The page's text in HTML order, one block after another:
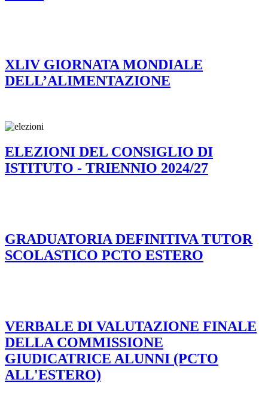
XLIV GIORNATA MONDIALE
DELL’ALIMENTAZIONE
ELEZIONI DEL CONSIGLIO DI
ISTITUTO - TRIENNIO 2024/27
GRADUATORIA DEFINITIVA TUTOR
SCOLASTICO PCTO ESTERO
VERBALE DI VALUTAZIONE FINALE
DELLA COMMISSIONE
GIUDICATRICE ALUNNI (PCTO
ALL'ESTERO)